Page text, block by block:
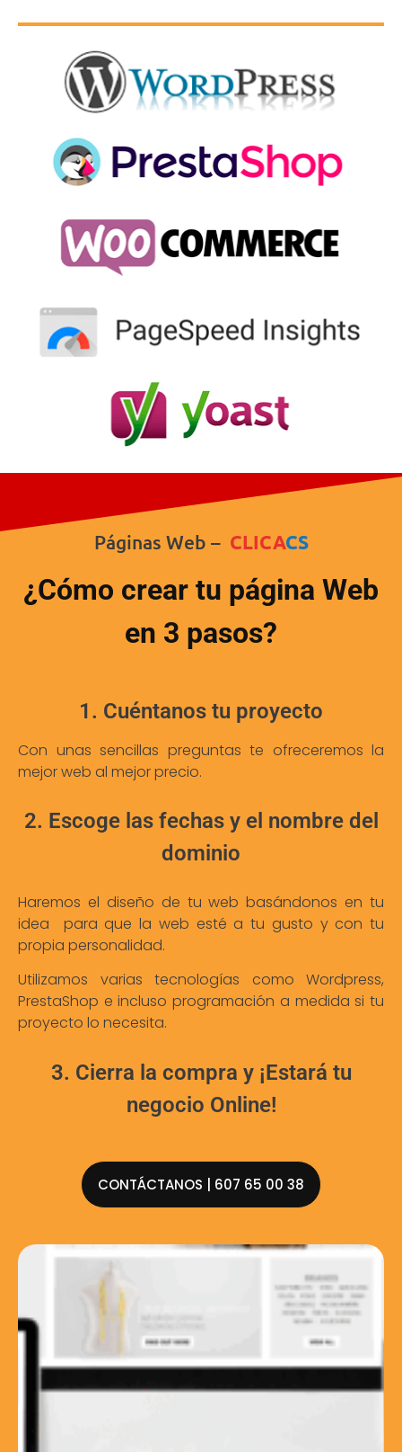
Páginas Web – CLICACS
¿Cómo crear tu página Web
en 3 pasos?
1. Cuéntanos tu proyecto
Con unas sencillas preguntas te ofreceremos la
mejor web al mejor precio.
2. Escoge las fechas y el nombre del
dominio
Haremos el diseño de tu web basándonos en tu
idea para que la web esté a tu gusto y con tu
propia personalidad.
Utilizamos varias tecnologías como Wordpress,
PrestaShop e incluso programación a medida si tu
proyecto lo necesita.
3. Cierra la compra y ¡Estará tu
negocio Online!
CONTÁCTANOS | 607 65 00 38